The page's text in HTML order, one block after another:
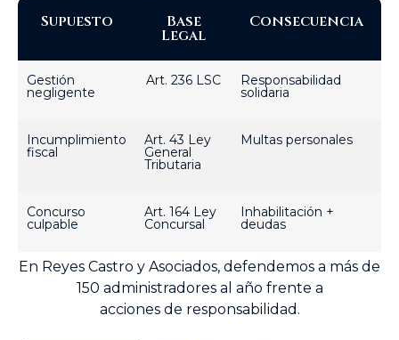
Supuesto Base
Legal
Consecuencia
Gestión
negligente
Art. 236 LSC Responsabilidad
solidaria
Incumplimiento
fiscal
Art. 43 Ley
General
Tributaria
Multas personales
Concurso
culpable
Art. 164 Ley
Concursal
Inhabilitación +
deudas
En Reyes Castro y Asociados, defendemos a más de
150 administradores al año frente a
acciones de responsabilidad.